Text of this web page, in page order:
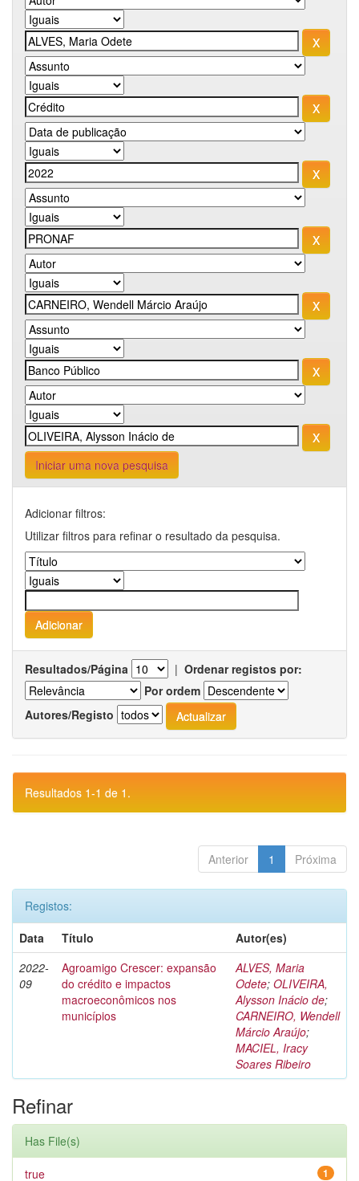
Iniciar uma nova pesquisa
Adicionar filtros:
Utilizar filtros para refinar o resultado da pesquisa.
Resultados/Página | Ordenar registos por:
Por ordem
Autores/Registo
Resultados 1-1 de 1.
Anterior 1 Próxima
Registos:
Data
Título
Autor(es)
2022-
09
Agroamigo Crescer: expansão
do crédito e impactos
macroeconômicos nos
municípios
ALVES, Maria
Odete; OLIVEIRA,
Alysson Inácio de;
CARNEIRO, Wendell
Márcio Araújo;
MACIEL, Iracy
Soares Ribeiro
Refinar
Has File(s)
1
true